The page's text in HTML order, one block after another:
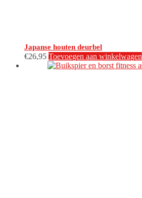
Japanse houten deurbel
€26,95 Toevoegen aan winkelwagen